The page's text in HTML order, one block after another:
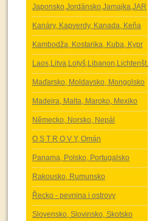
Japonsko,Jordánsko,Jamajka,JAR
Kanáry, Kapverdy, Kanada, Keňa
Kambodža, Kostarika, Kuba, Kypr
Laos,Litva,Lotyš,Libanon,Lichtenšt.
Maďarsko, Moldavsko, Mongolsko
Madeira, Malta, Maroko, Mexiko
Německo, Norsko, Nepál
O S T R O V Y, Omán
Panama, Polsko, Portugalsko
Rakousko, Rumunsko
Řecko - pevnina i ostrovy
Slovensko, Slovinsko, Skotsko